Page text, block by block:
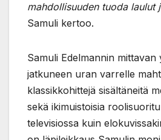
mahdollisuuden tuoda laulut
Samuli kertoo.
Samuli Edelmannin
jatkuneen uran varrelle
klassikkohittejä sisältäneitä
sekä ikimuistoisia
televisiossa kuin